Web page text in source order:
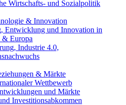
Wirtschafts- und Sozialpolitik
& Innovation
Entwicklung und Innovation in
& Europa
Industrie 4.0,
& Märkte
Wettbewerb
und Märkte
Investitionsabkommen